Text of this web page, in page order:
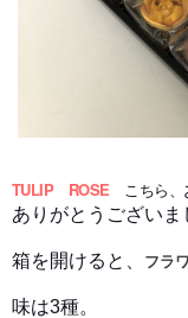
TULIP ROSE こちら、
ありがとうございま
箱を開けると、 フラ
味は3種。